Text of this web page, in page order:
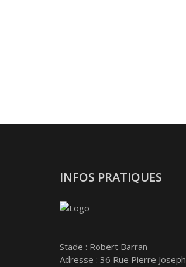
INFOS PRATIQUES
Stade : Robert Barran
Adresse : 36 Rue Pierre Joseph